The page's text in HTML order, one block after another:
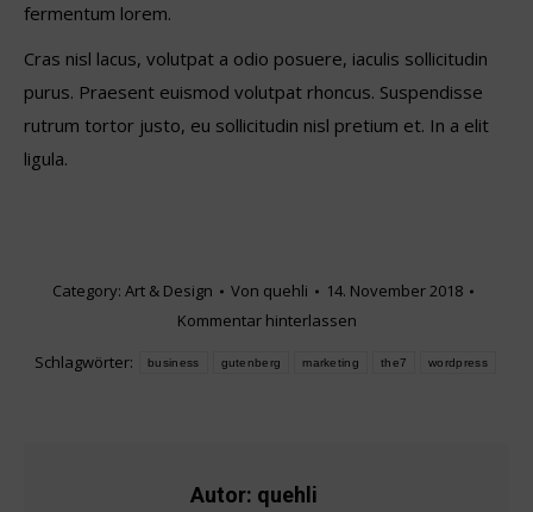
fermentum lorem.
Cras nisl lacus, volutpat a odio posuere, iaculis sollicitudin
purus. Praesent euismod volutpat rhoncus. Suspendisse
rutrum tortor justo, eu sollicitudin nisl pretium et. In a elit
ligula.
Category: Art & Design Von quehli
14. November 2018
Kommentar hinterlassen
Schlagwörter:
business gutenberg marketing the7 wordpress
Autor: quehli